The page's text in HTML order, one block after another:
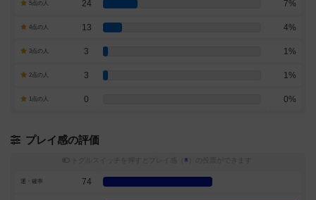
5点の人 24 7%
4点の人 13 4%
3点の人 3 1%
2点の人 3 1%
1点の人 0 0%
プレイ感の評価
※
運・確率 74